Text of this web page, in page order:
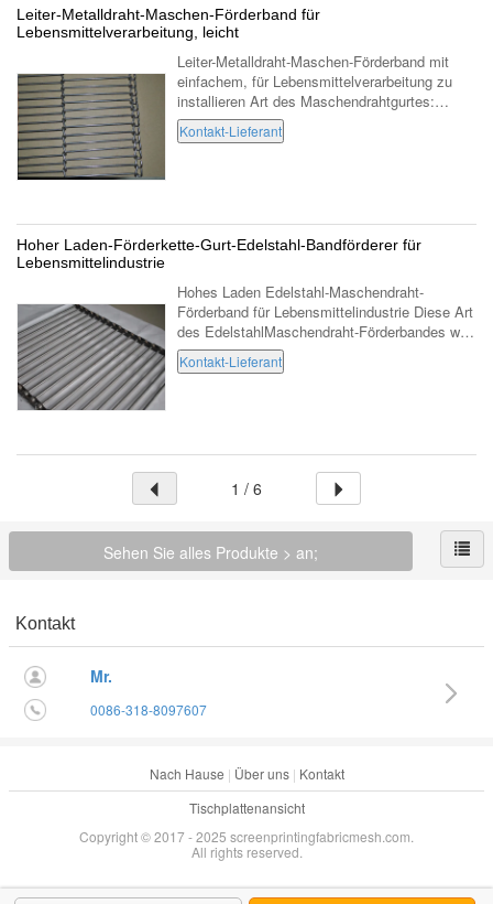
Leiter-Metalldraht-Maschen-Förderband für
Lebensmittelverarbeitung, leicht
Leiter-Metalldraht-Maschen-Förderband mit
einfachem, für Lebensmittelverarbeitung zu
installieren Art des Maschendrahtgurtes:
LeiterFörderband Material des
Maschendrahtgurtes: Edelstahl 304 316 316L
Kontakt-Lieferant
Hoher Laden-Förderkette-Gurt-Edelstahl-Bandförderer für
Lebensmittelindustrie
Hohes Laden Edelstahl-Maschendraht-
Förderband für Lebensmittelindustrie Diese Art
des EdelstahlMaschendraht-Förderbandes wird
auch das verstärkte Förderband genannt und
übergibt Förderer, Edelstahlförderer, der ...
Kontakt-Lieferant
1 / 6
Sehen Sie alles Produkte > an;
Kontakt
Mr.
0086-318-8097607
Nach Hause | Über uns| Kontakt
Tischplattenansicht
Copyright © 2017 - 2025 screenprintingfabricmesh.com.
All rights reserved.